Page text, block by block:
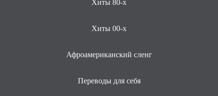
Хиты 80-х
Хиты 00-х
Афроамериканский сленг
Переводы для себя